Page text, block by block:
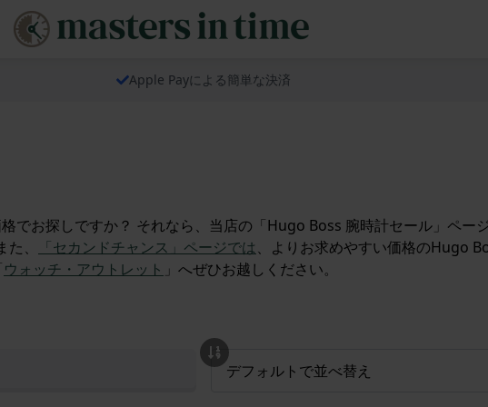
Apple Payによる簡単な決済
でお探しですか？ それなら、当店の「Hugo Boss 腕時計セール」ペー
、
「セカンドチャンス」ページでは、よりお求めやすい価格のHugo
ウォッチ・アウトレット 」へぜひお越しください。